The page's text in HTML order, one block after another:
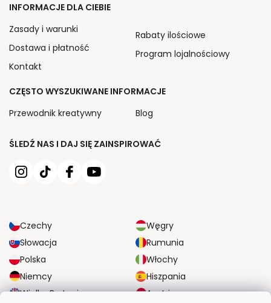
ŚLEDŹ NAS I DAJ SIĘ ZAINSPIROWAĆ
Czechy
Węgry
Słowacja
Rumunia
Polska
Włochy
Niemcy
Hiszpania
Wielka Brytania
Austria
INFORMACJE DLA CIEBIE
Zasady i warunki
Dostawa i płatność
Kontakt
Rabaty ilościowe
Program lojalnościowy
CZĘSTO WYSZUKIWANE INFORMACJE
Przewodnik kreatywny
Blog